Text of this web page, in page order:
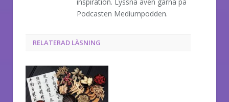
inspiration. Lyssna även gärna på
Podcasten Mediumpodden.
RELATERAD LÄSNING